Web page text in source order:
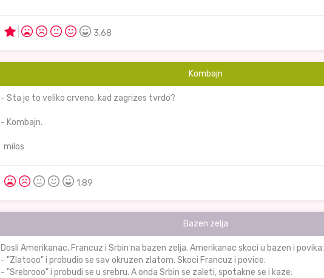
3,68
Kombajn
- Sta je to veliko crveno, kad zagrizes tvrdo?
- Kombajn.
milos
1,89
Bazen zelja
Dosli Amerikanac, Francuz i Srbin na bazen zelja. Amerikanac skoci u bazen i povika:
- "Zlatooo" i probudio se sav okruzen zlatom. Skoci Francuz i povice:
- "Srebrooo" i probudi se u srebru. A onda Srbin se zaleti, spotakne se i kaze: